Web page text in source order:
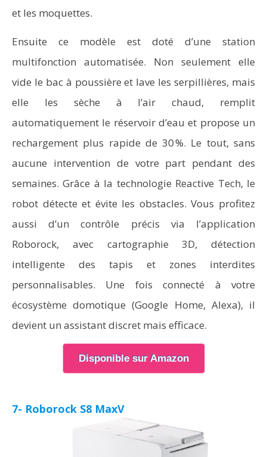
et les moquettes.
Ensuite ce modèle est doté d’une station
multifonction automatisée. Non seulement elle
vide le bac à poussière et lave les serpillières, mais
elle les sèche à l’air chaud, remplit
automatiquement le réservoir d’eau et propose un
rechargement plus rapide de 30 %. Le tout, sans
aucune intervention de votre part pendant des
semaines. Grâce à la technologie Reactive Tech, le
robot détecte et évite les obstacles. Vous profitez
aussi d’un contrôle précis via l’application
Roborock, avec cartographie 3D, détection
intelligente des tapis et zones interdites
personnalisables. Une fois connecté à votre
écosystème domotique (Google Home, Alexa), il
devient un assistant discret mais efficace.
Disponible sur Amazon
7- Roborock S8 MaxV